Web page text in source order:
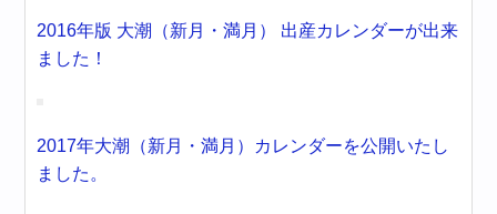
2016年版 大潮（新月・満月） 出産カレンダーが出来
ました！
2017年大潮（新月・満月）カレンダーを公開いたし
ました。